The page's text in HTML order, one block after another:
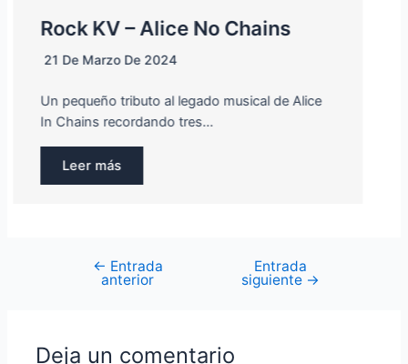
Rock KV – Con Nombre de
Mujer
La figura de la mujer a menudo ha inspirado a
infinidad de…
Leer más
Navegación
←Entrada Entrada